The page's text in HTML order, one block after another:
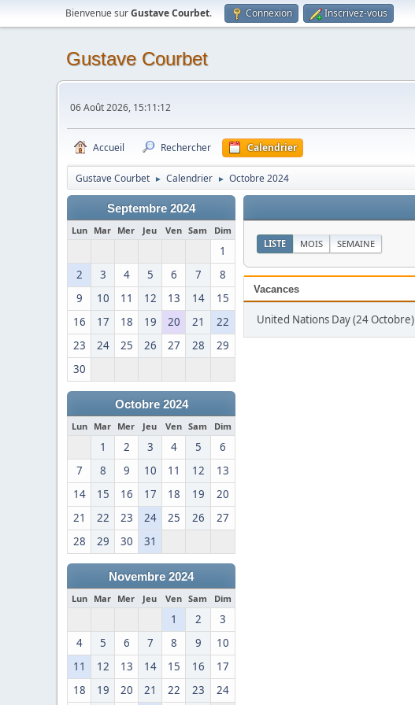
Bienvenue surGustave Courbet. Connexion Inscrivez-vous
Gustave Courbet
06 Août 2026, 15:11:12
Accueil Rechercher Calendrier
Gustave Courbet ► Calendrier ► Octobre 2024
Septembre 2024
Lun Mar Mer Jeu Ven Sam Dim
1
2
3 4 5 6 7
8
9
10 11 12 13 14
15
16
17 18 19 20 21
22
23
24 25 26 27 28
29
30
Octobre 2024
Lun Mar Mer Jeu Ven Sam Dim
1 2 3 4 5
6
7
8 9 10 11 12
13
14
15 16 17 18 19
20
21
22 23 24 25 26
27
28
29 30 31
Novembre 2024
Lun Mar Mer Jeu Ven Sam Dim
1 2
3
4
5 6 7 8 9
10
11
12 13 14 15 16
17
18
19 20 21 22 23 24
LISTE MOIS SEMAINE
Vacances
United Nations Day (24 Octobre)